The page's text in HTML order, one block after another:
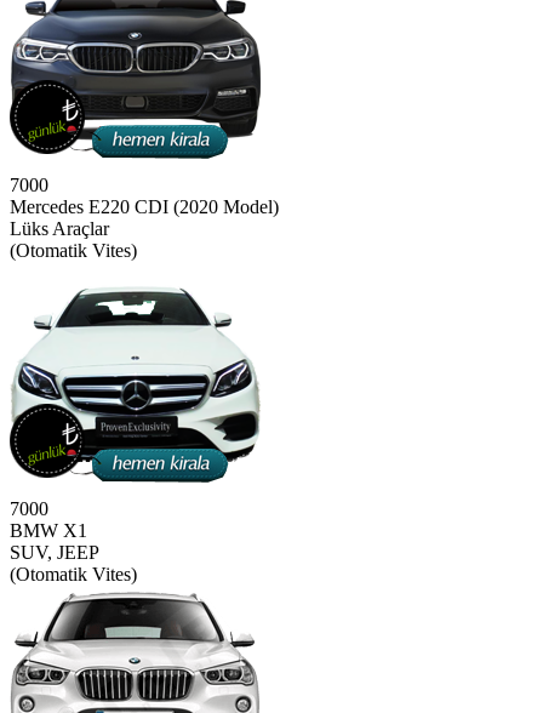
7000
Mercedes E220 CDI (2020 Model)
Lüks Araçlar
(Otomatik Vites)
7000
BMW X1
SUV, JEEP
(Otomatik Vites)